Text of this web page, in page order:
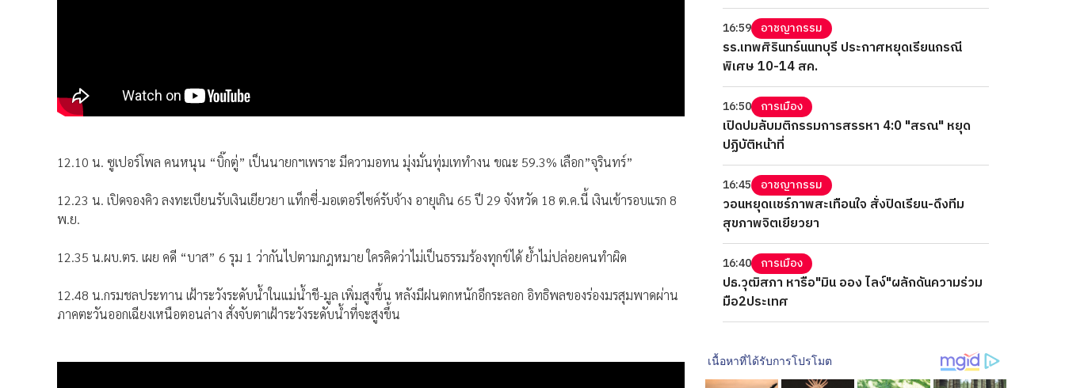
12.10 น. ซูเปอร์โพล คนหนุน “บิ๊กตู่” เป็นนายกฯเพราะ มีความอทน มุ่งมั่นทุ่มเททำงน ขณะ 59.3% เลือก”จุรินทร์”
12.23 น. เปิดจองคิว ลงทะเบียนรับเงินเยียวยา แท็กซี่-มอเตอร์ไซค์รับจ้าง อายุเกิน 65 ปี 29 จังหวัด 18 ต.ค.นี้ เงินเข้ารอบแรก 8
พ.ย.
12.35 น.ผบ.ตร. เผย คดี “บาส” 6 รุม 1 ว่ากันไปตามกฎหมาย ใครคิดว่าไม่เป็นธรรมร้องทุกข์ได้ ย้ำไม่ปล่อยคนทำผิด
12.48 น.กรมชลประทาน เฝ้าระวังระดับน้ำในแม่น้ำชี-มูล เพิ่มสูงขึ้น หลังมีฝนตกหนักอีกระลอก อิทธิพลของร่องมรสุมพาดผ่าน
ภาคตะวันออกเฉียงเหนือตอนล่าง สั่งจับตาเฝ้าระวังระดับน้ำที่จะสูงขึ้น
16:59 อาชญากรรม
รร.เทพศิรินทร์นนทบุรี ประกาศหยุดเรียนกรณี
พิเศษ 10-14 สค.
16:50 การเมือง
เปิดปมลับมติกรรมการสรรหา 4:0 "สรณ" หยุด
ปฏิบัติหน้าที่
16:45 อาชญากรรม
วอนหยุดแชร์ภาพสะเทือนใจ สั่งปิดเรียน-ดึงทีม
สุขภาพจิตเยียวยา
16:40 การเมือง
ปธ.วุฒิสภา หารือ"มิน ออง ไลง์"ผลักดันความร่วม
มือ2ประเทศ